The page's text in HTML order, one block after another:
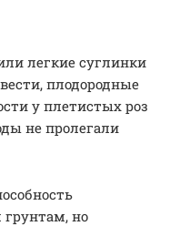
легкие суглинки
плодородные
у плетистых роз
не пролегали
но